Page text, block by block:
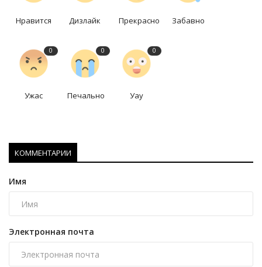
Нравится Дизлайк Прекрасно Забавно
0
Ужас
0
Печально
0
Уау
КОММЕНТАРИИ
Имя
Электронная почта